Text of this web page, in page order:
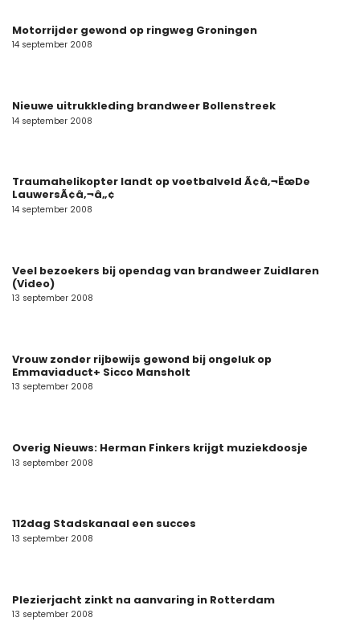
Motorrijder gewond op ringweg Groningen
14 september 2008
Nieuwe uitrukkleding brandweer Bollenstreek
14 september 2008
Traumahelikopter landt op voetbalveld Ã¢â‚¬ËœDe
LauwersÃ¢â‚¬â„¢
14 september 2008
Veel bezoekers bij opendag van brandweer Zuidlaren
(Video)
13 september 2008
Vrouw zonder rijbewijs gewond bij ongeluk op
Emmaviaduct+ Sicco Mansholt
13 september 2008
Overig Nieuws: Herman Finkers krijgt muziekdoosje
13 september 2008
112dag Stadskanaal een succes
13 september 2008
Plezierjacht zinkt na aanvaring in Rotterdam
13 september 2008